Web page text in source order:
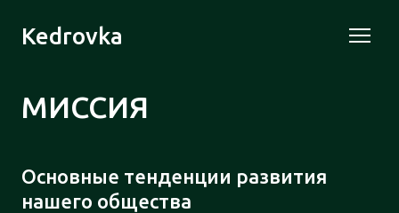
Kedrovka
МИССИЯ
Основные тенденции развития
нашего общества